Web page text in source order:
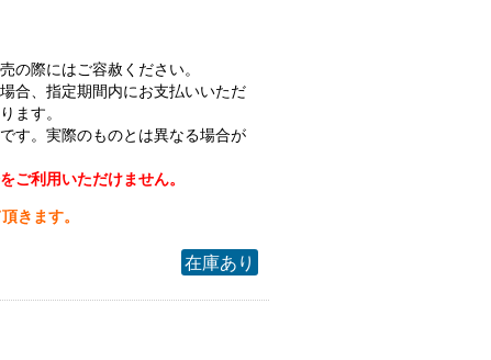
の際にはご容赦ください。
合、指定期間内にお支払いいただ
ます。
す。実際のものとは異なる場合が
ご利用いただけません。
きます。
在庫あり